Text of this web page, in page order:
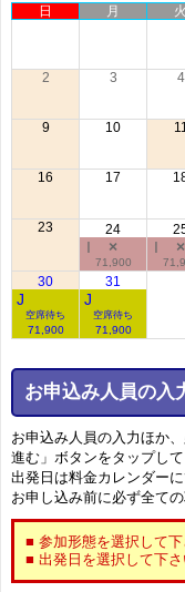
日 月 火
2 3 4
9 10
16 17
23 24
×
I
71,900
×
I
30
空席待ち
J
71,900
31
空席待ち
J
71,900
お申込み人員の入
お申込み人員の入力ほか
進む」ボタンをタップして
出発日は料金カレンダー
お申し込み前に必ず全て
■ 参加形態を選択して下
■ 出発日を選択して下さ